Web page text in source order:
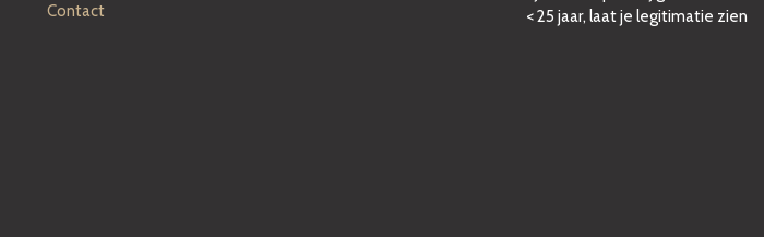
Contact
< 25 jaar, laat je legitimatie zien